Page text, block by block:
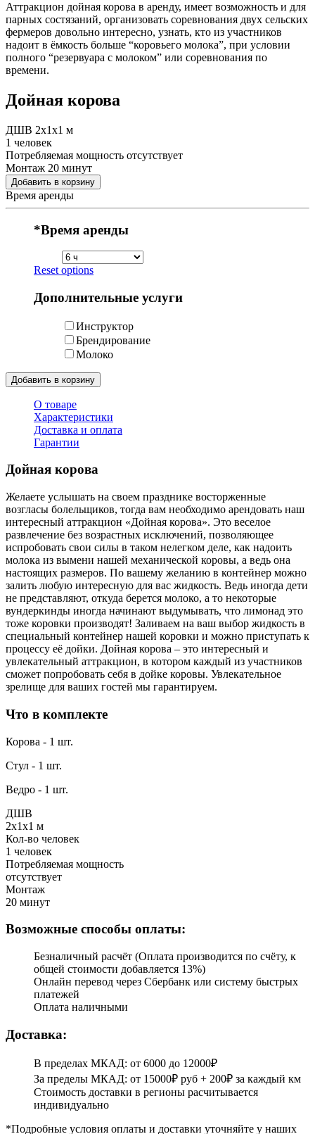
Аттракцион дойная корова в аренду, имеет возможность и для
парных состязаний, организовать соревнования двух сельских
фермеров довольно интересно, узнать, кто из участников
надоит в ёмкость больше “коровьего молока”, при условии
полного “резервуара с молоком” или соревнования по
времени.
Дойная корова
ДШВ 2x1x1 м
1 человек
Потребляемая мощность отсутствует
Монтаж 20 минут
Добавить в корзину
Время аренды
*Время аренды
Reset options
Дополнительные услуги
Инструктор
Брендирование
Молоко
Добавить в корзину
О товаре
Характеристики
Доставка и оплата
Гарантии
Дойная корова
Желаете услышать на своем празднике восторженные
возгласы болельщиков, тогда вам необходимо арендовать наш
интересный аттракцион «Дойная корова». Это веселое
развлечение без возрастных исключений, позволяющее
испробовать свои силы в таком нелегком деле, как надоить
молока из вымени нашей механической коровы, а ведь она
настоящих размеров. По вашему желанию в контейнер можно
залить любую интересную для вас жидкость. Ведь иногда дети
не представляют, откуда берется молоко, а то некоторые
вундеркинды иногда начинают выдумывать, что лимонад это
тоже коровки производят! Заливаем на ваш выбор жидкость в
специальный контейнер нашей коровки и можно приступать к
процессу её дойки. Дойная корова – это интересный и
увлекательный аттракцион, в котором каждый из участников
сможет попробовать себя в дойке коровы. Увлекательное
зрелище для ваших гостей мы гарантируем.
Что в комплекте
Корова - 1 шт.
Стул - 1 шт.
Ведро - 1 шт.
ДШВ
2x1x1 м
Кол-во человек
1 человек
Потребляемая мощность
отсутствует
Монтаж
20 минут
Возможные способы оплаты:
Безналичный расчёт (Оплата производится по счёту, к
общей стоимости добавляется 13%)
Онлайн перевод через Сбербанк или систему быстрых
платежей
Оплата наличными
Доставка:
В пределах МКАД: от 6000 до 12000₽
За пределы МКАД: от 15000₽ руб + 200₽ за каждый км
Стоимость доставки в регионы расчитывается
индивидуально
*Подробные условия оплаты и доставки уточняйте у наших